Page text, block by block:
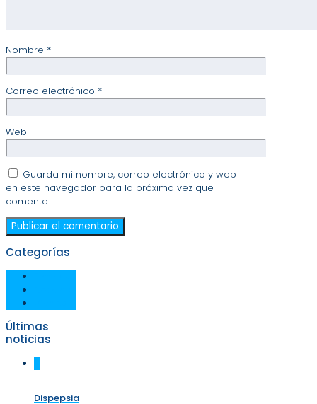
Nombre *
Correo electrónico *
Web
Guarda mi nombre, correo electrónico y web
en este navegador para la próxima vez que
comente.
Categorías
Últimas
noticias
Dispepsia